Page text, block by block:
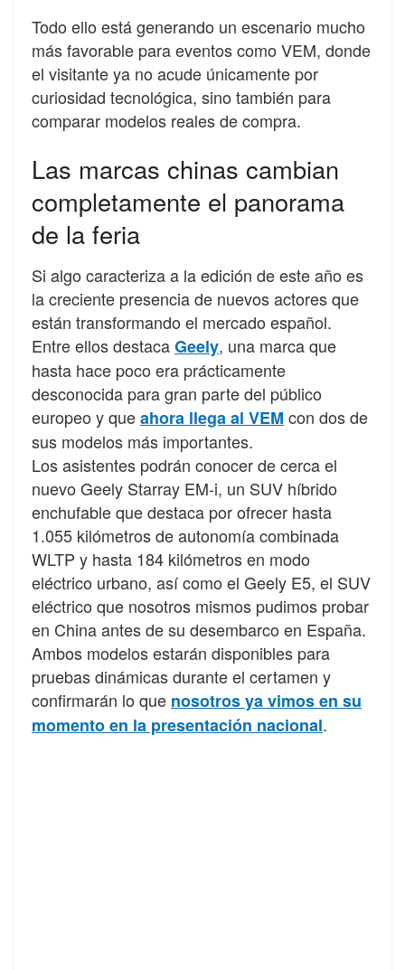
Todo ello está generando un escenario mucho
más favorable para eventos como VEM, donde
el visitante ya no acude únicamente por
curiosidad tecnológica, sino también para
comparar modelos reales de compra.
Las marcas chinas cambian
completamente el panorama
de la feria
Si algo caracteriza a la edición de este año es
la creciente presencia de nuevos actores que
están transformando el mercado español.
Entre ellos destacaGeely, una marca que
hasta hace poco era prácticamente
desconocida para gran parte del público
europeo y queahora llega al VEM con dos de
sus modelos más importantes.
Los asistentes podrán conocer de cerca el
nuevo Geely Starray EM-i, un SUV híbrido
enchufable que destaca por ofrecer hasta
1.055 kilómetros de autonomía combinada
WLTP y hasta 184 kilómetros en modo
eléctrico urbano, así como el Geely E5, el SUV
eléctrico que nosotros mismos pudimos probar
en China antes de su desembarco en España.
Ambos modelos estarán disponibles para
pruebas dinámicas durante el certamen y
confirmarán lo que nosotros ya vimos en su
momento en la presentación nacional.